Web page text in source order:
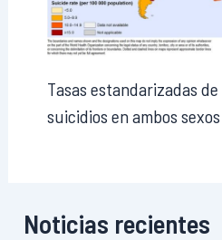
Tasas estandarizadas
suicidios en ambos sexos
Noticias recientes